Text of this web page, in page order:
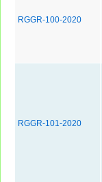
RGGR-100-2020
RGGR-101-2020